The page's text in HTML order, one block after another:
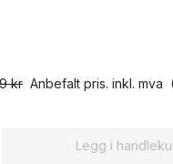
kr Anbefalt pris. inkl. mva
Legg i